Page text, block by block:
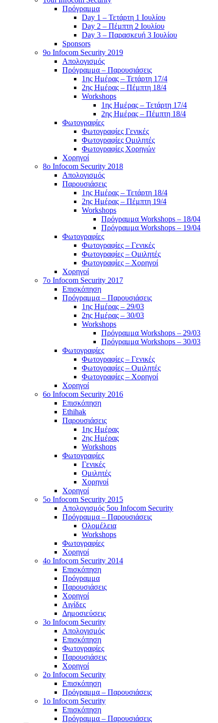
Πρόγραμμα
Day 1 – Τετάρτη 1 Ιουλίου
Day 2 – Πέμπτη 2 Ιουλίου
Day 3 – Παρασκευή 3 Ιουλίου
Sponsors
9ο Infocom Security 2019
Απολογισμός
Πρόγραμμα – Παρουσιάσεις
1ης Ημέρας – Τετάρτη 17/4
2ης Ημέρας – Πέμπτη 18/4
Workshops
1ης Ημέρας – Τετάρτη 17/4
2ης Ημέρας – Πέμπτη 18/4
Φωτογραφίες
Φωτογραφίες Γενικές
Φωτογραφίες Ομιλητές
Φωτογραφίες Χορηγών
Χορηγοί
8ο Infocom Security 2018
Απολογισμός
Παρουσιάσεις
1ης Ημέρας – Τετάρτη 18/4
2ης Ημέρας – Πέμπτη 19/4
Workshops
Πρόγραμμα Workshops – 18/04
Πρόγραμμα Workshops – 19/04
Φωτογραφίες
Φωτογραφίες – Γενικές
Φωτογραφίες – Ομιλητές
Φωτογραφίες – Χορηγοί
Χορηγοί
7o Infocom Security 2017
Επισκόπηση
Πρόγραμμα – Παρουσιάσεις
1ης Ημέρας – 29/03
2ης Ημέρας – 30/03
Workshops
Πρόγραμμα Workshops – 29/03
Πρόγραμμα Workshops – 30/03
Φωτογραφίες
Φωτογραφίες – Γενικές
Φωτογραφίες – Ομιλητές
Φωτογραφίες – Χορηγοί
Χορηγοί
6o Infocom Security 2016
Επισκόπηση
Ethihak
Παρουσιάσεις
1ης Ημέρας
2ης Ημέρας
Workshops
Φωτογραφίες
Γενικές
Ομιλητές
Χορηγοί
Χορηγοί
5o Infocom Security 2015
Απολογισμός 5ου Infocom Security
Πρόγραμμα – Παρουσιάσεις
Ολομέλεια
Workshops
Φωτογραφίες
Χορηγοί
4ο Infocom Security 2014
Επισκόπηση
Πρόγραμμα
Παρουσιάσεις
Χορηγοί
Αιγίδες
Δημοσιεύσεις
3o Infocom Security
Απολογισμός
Επισκόπηση
Φωτογραφίες
Παρουσιάσεις
Χορηγοί
2o Infocom Security
Επισκόπηση
Πρόγραμμα – Παρουσιάσεις
1ο Infocom Security
Επισκόπηση
Πρόγραμμα – Παρουσιάσεις